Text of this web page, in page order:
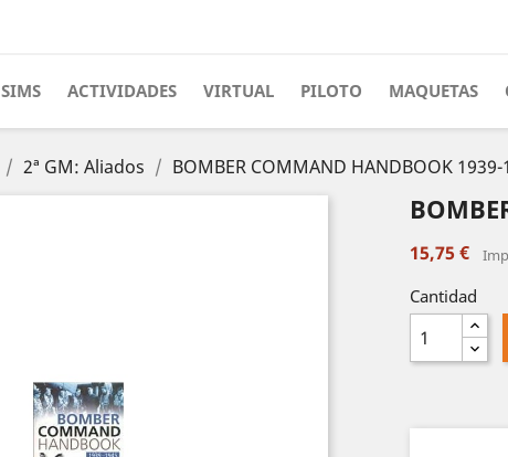
SIMS ACTIVIDADES VIRTUAL PILOTO MAQUETAS
2ª GM: Aliados BOMBER COMMAND HANDBOOK 1939-
15,75 €
Cantidad